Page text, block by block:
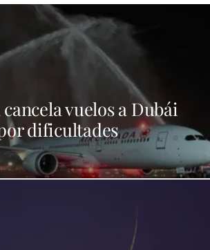
vuelos a Dubái
dificultades